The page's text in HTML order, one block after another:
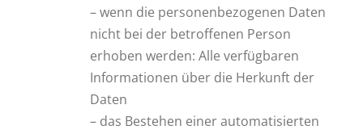
– wenn die personenbezogenen Daten
nicht bei der betroffenen Person
erhoben werden: Alle verfügbaren
Informationen über die Herkunft der
Daten
– das Bestehen einer automatisierten